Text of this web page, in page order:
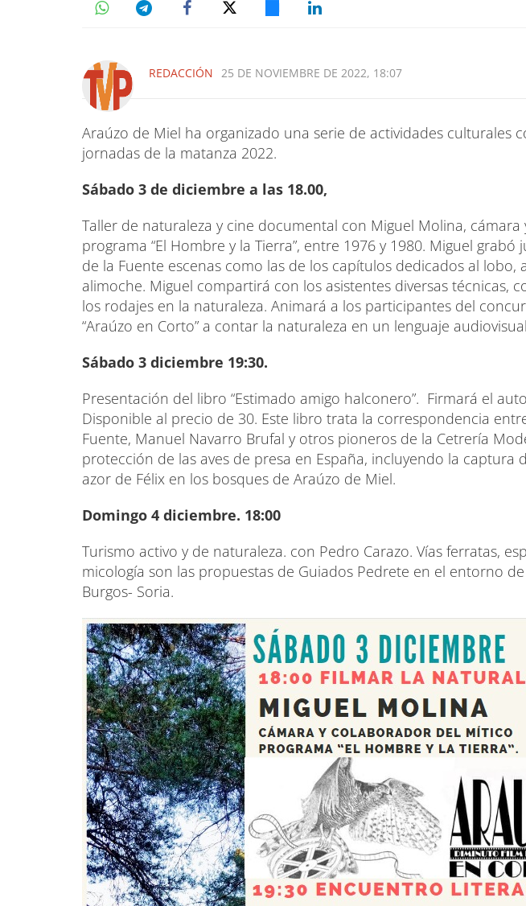
REDACCIÓN 25 DE NOVIEMBRE DE 2022, 18:07
Araúzo de Miel ha organizado una serie de actividades culturales
jornadas de la matanza 2022.
Sábado 3 de diciembre a las 18.00,
Taller de naturaleza y cine documental con Miguel Molina,
programa “El Hombre y la Tierra”, entre 1976 y 1980. Miguel grabó
de la Fuente escenas como las de los capítulos dedicados al lobo,
alimoche. Miguel compartirá con los asistentes diversas técnicas,
los rodajes en la naturaleza. Animará a los participantes del
“Araúzo en Corto” a contar la naturaleza en un lenguaje
Sábado 3 diciembre 19:30.
Presentación del libro “Estimado amigo halconero”. Firmará el
Disponible al precio de 30. Este libro trata la correspondencia
Fuente, Manuel Navarro Brufal y otros pioneros de la Cetrería
protección de las aves de presa en España, incluyendo la captura
azor de Félix en los bosques de Araúzo de Miel.
Domingo 4 diciembre. 18:00
Turismo activo y de naturaleza. con Pedro Carazo. Vías ferratas,
micología son las propuestas de Guiados Pedrete en el entorno
Burgos- Soria.